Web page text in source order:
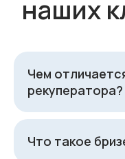
Чем
рекуператора?
Что такое